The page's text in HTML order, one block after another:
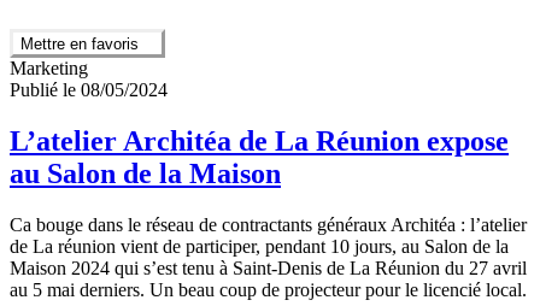
Mettre en favoris
Marketing
Publié le 08/05/2024
L’atelier Architéa de La Réunion expose
au Salon de la Maison
Ca bouge dans le réseau de contractants généraux Architéa : l’atelier
de La réunion vient de participer, pendant 10 jours, au Salon de la
Maison 2024 qui s’est tenu à Saint-Denis de La Réunion du 27 avril
au 5 mai derniers. Un beau coup de projecteur pour le licencié local.